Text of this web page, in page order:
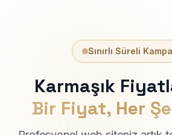
Sınırlı Süreli
Karmaşık
Bir Fiyat, Her